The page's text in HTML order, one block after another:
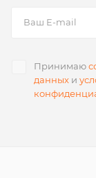
Принимаю
данных и